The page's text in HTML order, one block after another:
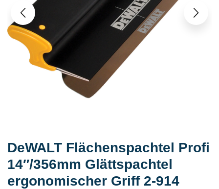
DeWALT Flächenspachtel Profi
14″/356mm Glättspachtel
ergonomischer Griff 2-914